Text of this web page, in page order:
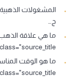
ج…
class="source_title">…
class="source_title">…